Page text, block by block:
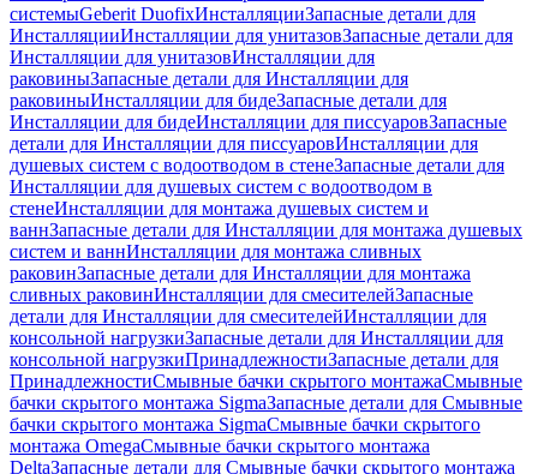
системыGeberit DuofixИнсталляцииЗапасные детали для
ИнсталляцииИнсталляции для унитазовЗапасные детали для
Инсталляции для унитазовИнсталляции для
раковиныЗапасные детали для Инсталляции для
раковиныИнсталляции для бидеЗапасные детали для
Инсталляции для бидеИнсталляции для писсуаровЗапасные
детали для Инсталляции для писсуаровИнсталляции для
душевых систем с водоотводом в стенеЗапасные детали для
Инсталляции для душевых систем с водоотводом в
стенеИнсталляции для монтажа душевых систем и
ваннЗапасные детали для Инсталляции для монтажа душевых
систем и ваннИнсталляции для монтажа сливных
раковинЗапасные детали для Инсталляции для монтажа
сливных раковинИнсталляции для смесителейЗапасные
детали для Инсталляции для смесителейИнсталляции для
консольной нагрузкиЗапасные детали для Инсталляции для
консольной нагрузкиПринадлежностиЗапасные детали для
ПринадлежностиСмывные бачки скрытого монтажаСмывные
бачки скрытого монтажа SigmaЗапасные детали для Смывные
бачки скрытого монтажа SigmaСмывные бачки скрытого
монтажа OmegaСмывные бачки скрытого монтажа
DeltaЗапасные детали для Смывные бачки скрытого монтажа